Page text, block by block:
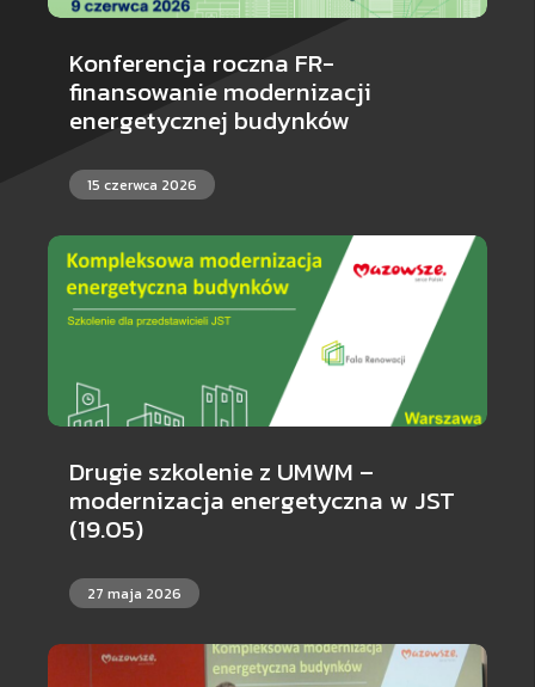
Konferencja roczna FR-
finansowanie modernizacji
energetycznej budynków
15 czerwca 2026
Drugie szkolenie z UMWM –
modernizacja energetyczna w JST
(19.05)
27 maja 2026